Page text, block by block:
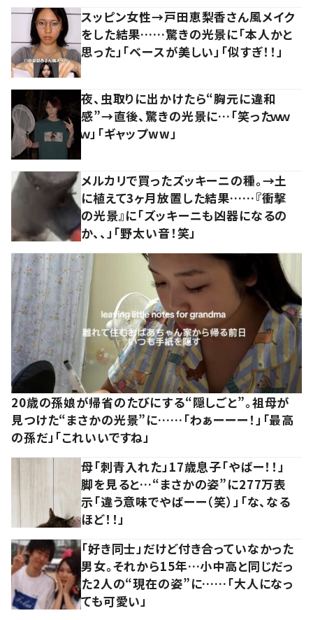
スッピン女性→戸田恵梨香さん風メイク
をした結果……驚きの光景に「本人かと
思った」「ベースが美しい」「似すぎ！！」
夜、虫取りに出かけたら“胸元に違和
感”→直後、驚きの光景に…「笑ったｗｗ
ｗ」「ギャップww」
メルカリで買ったズッキーニの種。→土
に植えて3ヶ月放置した結果……『衝撃
の光景』に「ズッキーニも凶器になるの
か、、」「野太い音！笑」
20歳の孫娘が帰省のたびにする“隠しごと”。祖母が
見つけた“まさかの光景”に……「わぁーーー！」「最高
の孫だ」「これいいですね」
母「刺青入れた」17歳息子「やばー！！」
脚を見ると…“まさかの姿”に277万表
示「違う意味でやばーー（笑）」「な、なる
ほど！！」
「好き同士」だけど付き合っていなかった
男女。それから15年…小中高と同じだっ
た2人の“現在の姿”に……「大人になっ
ても可愛い」